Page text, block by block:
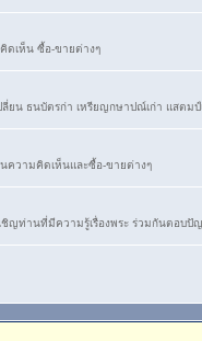
ดเห็น ซื้อ-ขายต่างๆ
ยน ธนบัตรก่า เหรียญกษาปณ์เก่า แสตมป์
ความ​คิดเห็น​และ​ซื้อ​-​ขายต่างๆ
ชิญท่านที่มีความรู้เรื่องพระ ร่วมกันตอบปั